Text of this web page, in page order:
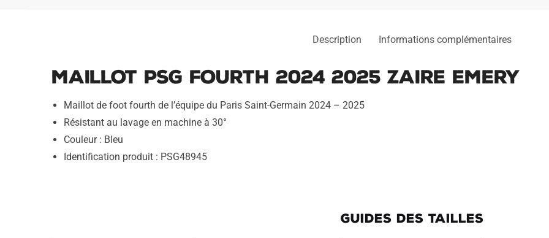
Description Informations complémentaires
Maillot PSG Fourth 2024 2025 Zaire Emery
Maillot de foot fourth de l’équipe du Paris Saint-Germain 2024 – 2025
Résistant au lavage en machine à 30°
Couleur : Bleu
Identification produit : PSG48945
GUIDES DES TAILLES